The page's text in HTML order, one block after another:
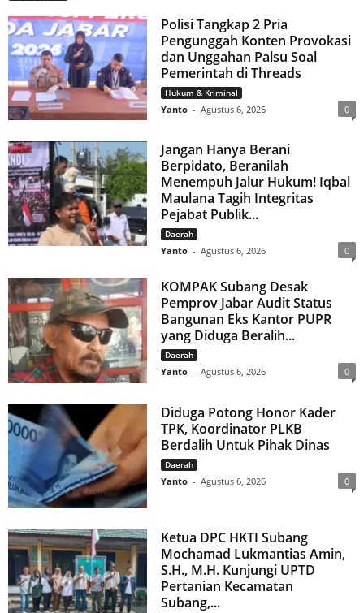
Polisi Tangkap 2 Pria
Pengunggah Konten Provokasi
dan Unggahan Palsu Soal
Pemerintah di Threads
Hukum & Kriminal
Yanto - Agustus 6, 2026 0
Jangan Hanya Berani
Berpidato, Beranilah
Menempuh Jalur Hukum! Iqbal
Maulana Tagih Integritas
Pejabat Publik...
Daerah
Yanto - Agustus 6, 2026 0
KOMPAK Subang Desak
Pemprov Jabar Audit Status
Bangunan Eks Kantor PUPR
yang Diduga Beralih...
Daerah
Yanto - Agustus 6, 2026 0
Diduga Potong Honor Kader
TPK, Koordinator PLKB
Berdalih Untuk Pihak Dinas
Daerah
Yanto - Agustus 6, 2026 0
Ketua DPC HKTI Subang
Mochamad Lukmantias Amin,
S.H., M.H. Kunjungi UPTD
Pertanian Kecamatan
Subang,...